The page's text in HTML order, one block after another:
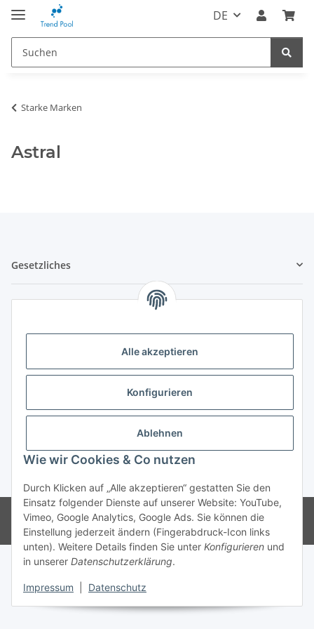
Alle akzeptieren
Konfigurieren
Ablehnen
Wie wir Cookies & Co nutzen
Durch Klicken auf „Alle akzeptieren“ gestatten Sie den
Einsatz folgender Dienste auf unserer Website: YouTube,
Vimeo, Google Analytics, Google Ads. Sie können die
Einstellung jederzeit ändern (Fingerabdruck-Icon links
unten). Weitere Details finden Sie unter Konfigurieren und
in unserer Datenschutzerklärung.
Impressum Datenschutz
DE
Starke Marken
Astral
Gesetzliches
Informatives
Vertrag widerrufen
© Weinmann GmbH - Alle Rechte vorbehalten -
Alle Angebote richten
sich ausschließlich an registrierte Fachhändler